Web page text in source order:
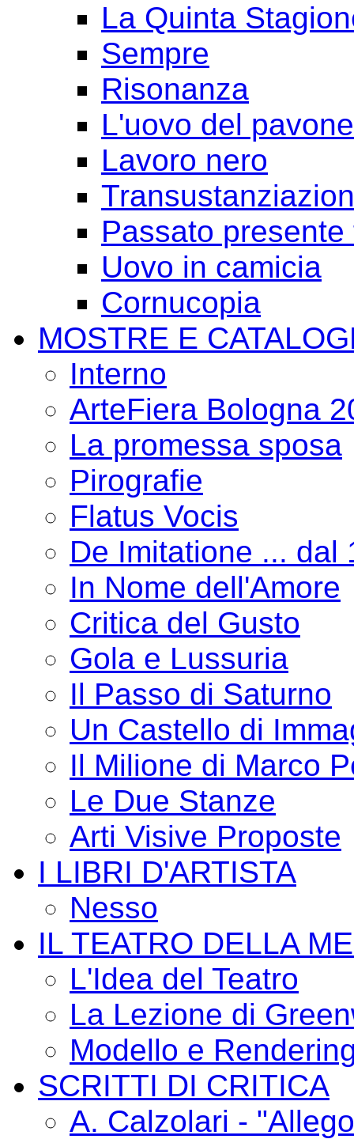
La Quinta
Sempre
Risonanza
L'uovo del pavone
Lavoro nero
Passato presente
Uovo in camicia
Cornucopia
MOSTRE E
Interno
ArteFiera Bologna
La promessa sposa
Pirografie
Flatus Vocis
De Imitatione ... dal
In Nome dell'Amore
Critica del Gusto
Gola e Lussuria
Il Passo di Saturno
Un Castello di
Il Milione di Marco
Le Due Stanze
Arti Visive Proposte
I LIBRI D'ARTISTA
Nesso
IL TEATRO DELLA
L'Idea del Teatro
La Lezione di
Modello e
SCRITTI DI CRITICA
A. Calzolari -